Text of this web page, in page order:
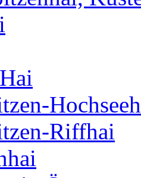
Riffhai